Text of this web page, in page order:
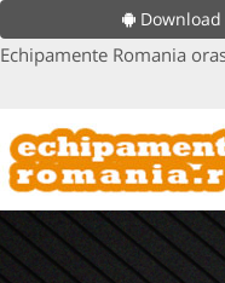
Download
Echipamente Romania